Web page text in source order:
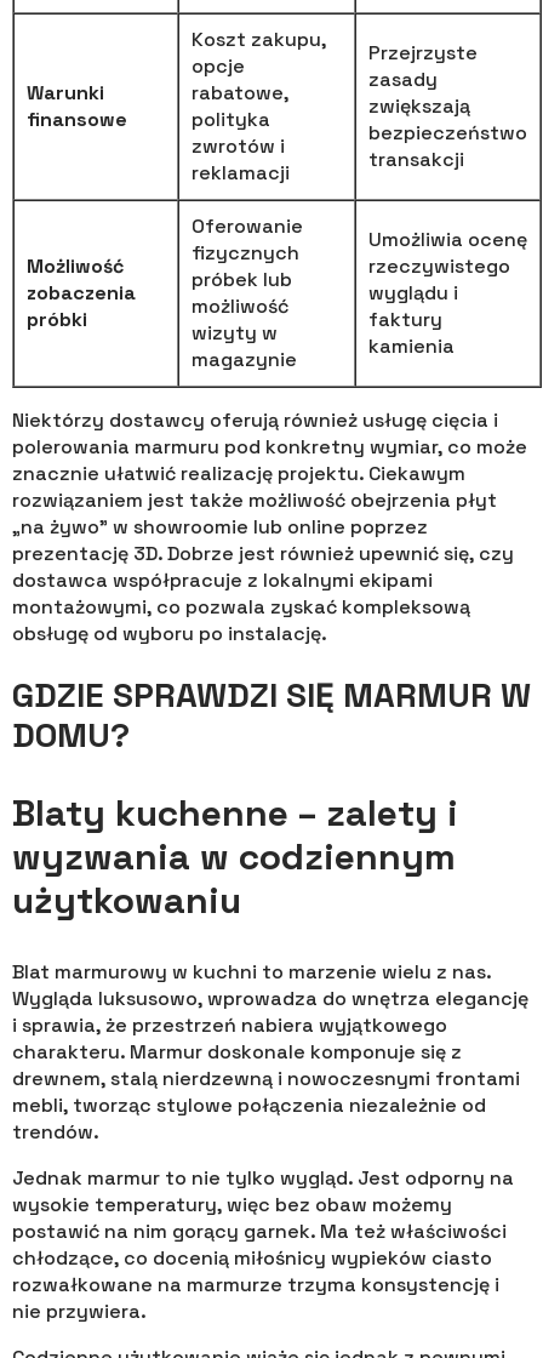
Warunki
finansowe
Koszt zakupu,
opcje
rabatowe,
polityka
zwrotów i
reklamacji
Przejrzyste
zasady
zwiększają
bezpieczeństwo
transakcji
Możliwość
zobaczenia
próbki
Oferowanie
fizycznych
próbek lub
możliwość
wizyty w
magazynie
Umożliwia ocenę
rzeczywistego
wyglądu i
faktury
kamienia
Niektórzy dostawcy oferują również usługę cięcia i
polerowania marmuru pod konkretny wymiar, co może
znacznie ułatwić realizację projektu. Ciekawym
rozwiązaniem jest także możliwość obejrzenia płyt
„na żywo” w showroomie lub online poprzez
prezentację 3D. Dobrze jest również upewnić się, czy
dostawca współpracuje z lokalnymi ekipami
montażowymi, co pozwala zyskać kompleksową
obsługę od wyboru po instalację.
GDZIE SPRAWDZI SIĘ MARMUR W
DOMU?
Blaty kuchenne – zalety i
wyzwania w codziennym
użytkowaniu
Blat marmurowy w kuchni to marzenie wielu z nas.
Wygląda luksusowo, wprowadza do wnętrza elegancję
i sprawia, że przestrzeń nabiera wyjątkowego
charakteru. Marmur doskonale komponuje się z
drewnem, stalą nierdzewną i nowoczesnymi frontami
mebli, tworząc stylowe połączenia niezależnie od
trendów.
Jednak marmur to nie tylko wygląd. Jest odporny na
wysokie temperatury, więc bez obaw możemy
postawić na nim gorący garnek. Ma też właściwości
chłodzące, co docenią miłośnicy wypieków ciasto
rozwałkowane na marmurze trzyma konsystencję i
nie przywiera.